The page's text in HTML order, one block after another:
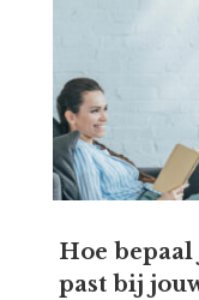
Hoe
past bij